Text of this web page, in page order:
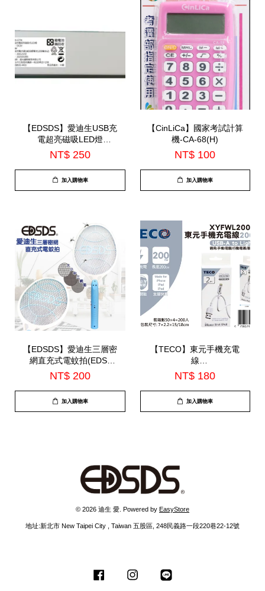
【EDSDS】愛迪生USB充
電超亮磁吸LED燈
32CM(EDS-G778)
NT$ 250
加入購物車
【CinLiCa】國家考試計算
機-CA-68(H)
NT$ 100
加入購物車
【EDSDS】愛迪生三層密
網直充式電蚊拍(EDS-
P5685)
NT$ 200
加入購物車
【TECO】東元手機充電
線
200CM(XYFWL2001AL)
NT$ 180
加入購物車
© 2026 迪生 愛. Powered by EasyStore
地址:新北市 New Taipei City , Taiwan 五股區, 248民義路一段220巷22-12號
Facebook Instagram